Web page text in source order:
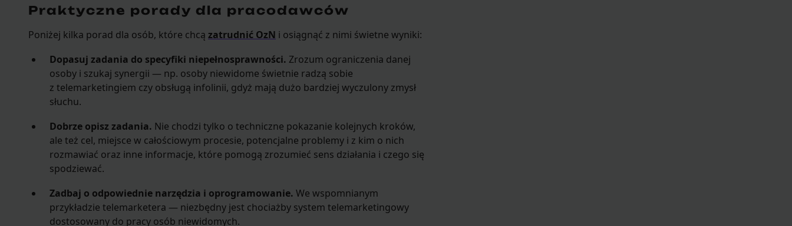
Praktyczne porady dla pracodawców
Poniżej kilka porad dla osób, które chcą zatrudnić OzN i osiągnąć z nimi świetne wyniki:
Dopasuj zadania do specyfiki niepełnosprawności. Zrozum ograniczenia danej
osoby i szukaj synergii — np. osoby niewidome świetnie radzą sobie
z telemarketingiem czy obsługą infolinii, gdyż mają dużo bardziej wyczulony zmysł
słuchu.
Dobrze opisz zadania. Nie chodzi tylko o techniczne pokazanie kolejnych kroków,
ale też cel, miejsce w całościowym procesie, potencjalne problemy i z kim o nich
rozmawiać oraz inne informacje, które pomogą zrozumieć sens działania i czego się
spodziewać.
Zadbaj o odpowiednie narzędzia i oprogramowanie. We wspomnianym
przykładzie telemarketera — niezbędny jest chociażby system telemarketingowy
dostosowany do pracy osób niewidomych.